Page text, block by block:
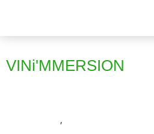
VINi'MMERSION
,